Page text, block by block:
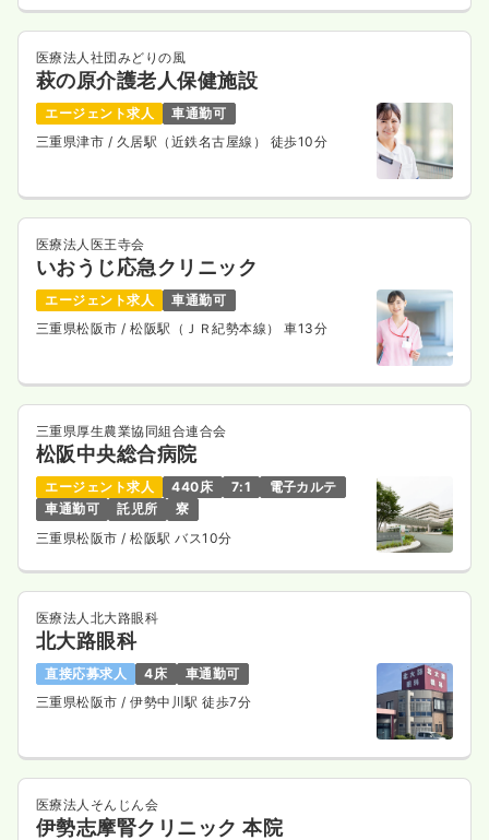
医療法人社団みどりの風
萩の原介護老人保健施設
エージェント求人
車通勤可
三重県津市 / 久居駅（近鉄名古屋線） 徒歩10分
医療法人医王寺会
いおうじ応急クリニック
エージェント求人
車通勤可
三重県松阪市/ 松阪駅（ＪＲ紀勢本線） 車13分
三重県厚生農業協同組合連合会
松阪中央総合病院
エージェント求人 440床 7:1
電子カルテ
車通勤可
託児所
寮
三重県松阪市 / 松阪駅 バス10分
医療法人北大路眼科
北大路眼科
直接応募求人 4床
車通勤可
三重県松阪市/ 伊勢中川駅 徒歩7分
医療法人そんじん会
伊勢志摩腎クリニック 本院